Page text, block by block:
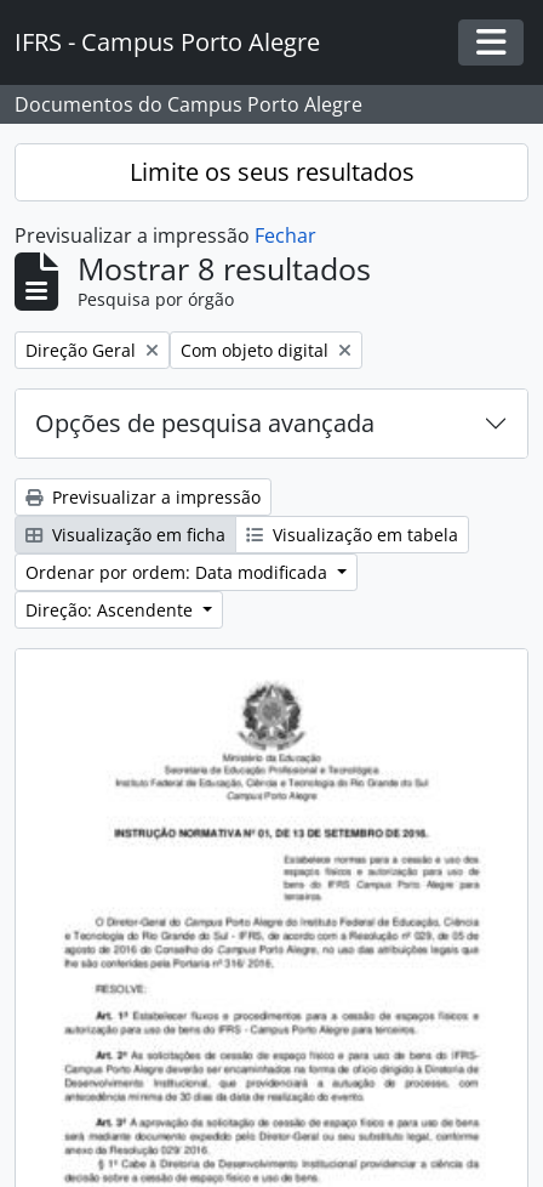
IFRS - Campus Porto Alegre
Documentos do Campus Porto Alegre
Limite os seus resultados
Previsualizar a impressão Fechar
Mostrar 8 resultados
Pesquisa por órgão
Remover filtro:
Direção Geral Remover filtro:
Com objeto digital
Opções de pesquisa avançada
Previsualizar a impressão
Visualização em ficha
Visualização em tabela
Ordenar por ordem: Data modificada
Direção: Ascendente